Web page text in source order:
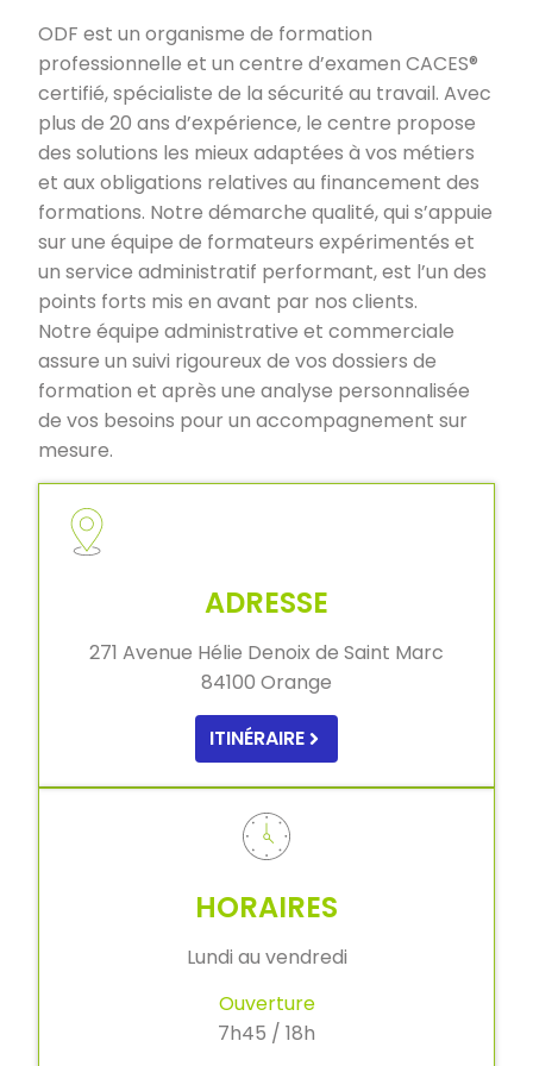
ODF est un organisme de formation
professionnelle et un centre d’examen CACES®
certifié, spécialiste de la sécurité au travail. Avec
plus de 20 ans d’expérience, le centre propose
des solutions les mieux adaptées à vos métiers
et aux obligations relatives au financement des
formations. Notre démarche qualité, qui s’appuie
sur une équipe de formateurs expérimentés et
un service administratif performant, est l’un des
points forts mis en avant par nos clients.
Notre équipe administrative et commerciale
assure un suivi rigoureux de vos dossiers de
formation et après une analyse personnalisée
de vos besoins pour un accompagnement sur
mesure.
ADRESSE
271 Avenue Hélie Denoix de Saint Marc
84100 Orange
ITINÉRAIRE
HORAIRES
Lundi au vendredi
Ouverture
7h45 / 18h